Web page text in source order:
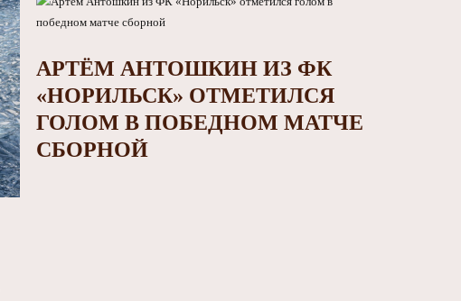
АРТЁМ АНТОШКИН ИЗ ФК
«НОРИЛЬСК» ОТМЕТИЛСЯ
ГОЛОМ В ПОБЕДНОМ МАТЧЕ
СБОРНОЙ